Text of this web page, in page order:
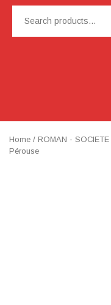
Home / ROMAN - SOCIETE
Pérouse